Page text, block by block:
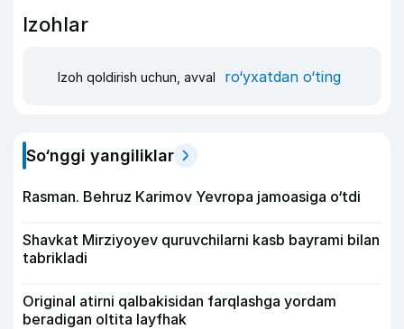
Izohlar
Izoh qoldirish uchun, avval ro‘yxatdan o‘ting
So‘nggi yangiliklar
Rasman. Behruz Karimov Yevropa jamoasiga o‘tdi
Shavkat Mirziyoyev quruvchilarni kasb bayrami bilan
tabrikladi
Original atirni qalbakisidan farqlashga yordam
beradigan oltita layfhak